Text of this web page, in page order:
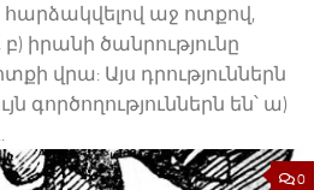
աջ ոտքով,
իրանի ծանրությունը
վրա: Այս դրություններն
գործողություններն են՝ ա)
0